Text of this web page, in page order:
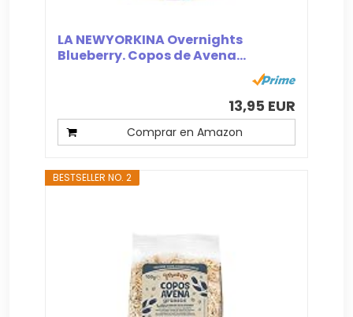
LA NEWYORKINA Overnights
Blueberry. Copos de Avena...
13,95 EUR
Comprar en Amazon
BESTSELLER NO. 2